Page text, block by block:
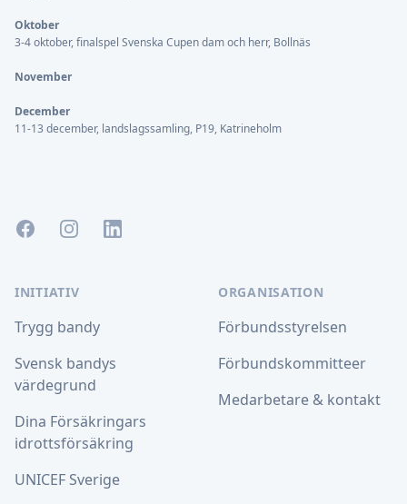
Oktober
3-4 oktober, finalspel Svenska Cupen dam och herr, Bollnäs
November
December
11-13 december, landslagssamling, P19, Katrineholm
FacebookInstagramLinkedIn
INITIATIV
Trygg bandy
Svensk bandys
värdegrund
Dina Försäkringars
idrottsförsäkring
UNICEF Sverige
ORGANISATION
Förbundsstyrelsen
Förbundskommitteer
Medarbetare & kontakt